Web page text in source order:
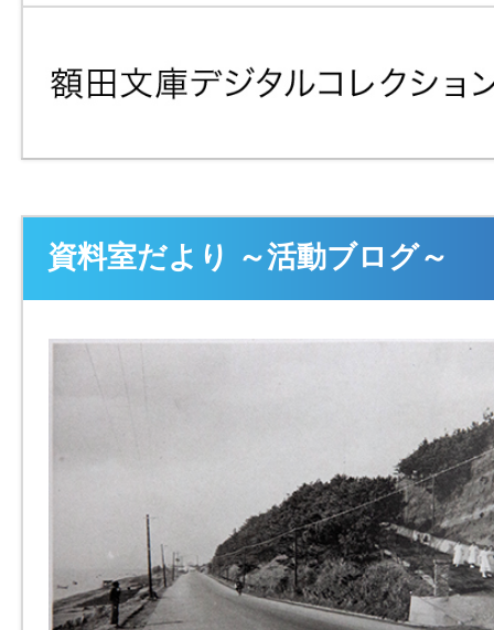
資料室だより ～活動ブログ～